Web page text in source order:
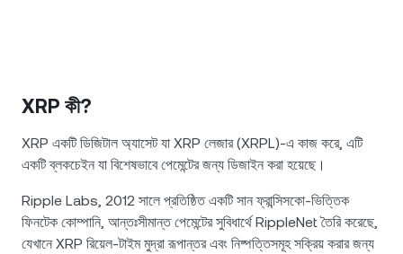
XRP কী?
XRP একটি ডিজিটাল অ্যাসেট যা XRP লেজার (XRPL)-এ কাজ করে, এটি
একটি ব্লকচেইন যা বিশেষভাবে পেমেন্টের জন্য ডিজাইন করা হয়েছে।
Ripple Labs, 2012 সালে প্রতিষ্ঠিত একটি সান ফ্রান্সিসকো-ভিত্তিক
ফিনটেক কোম্পানি, আন্তঃসীমান্ত পেমেন্টের সুবিধার্থে RippleNet তৈরি করেছে,
যেখানে XRP রিয়েল-টাইম মুদ্রা রূপান্তর এবং নিষ্পত্তিসমূহ সক্রিয় করার জন্য